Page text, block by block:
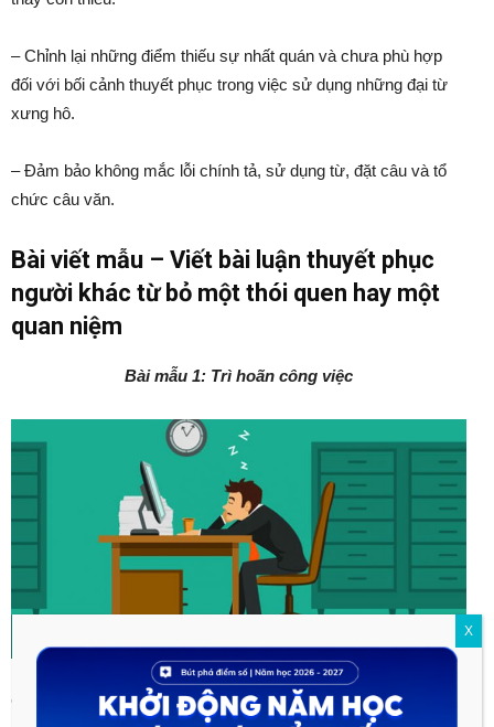
– Chỉnh lại những điểm thiếu sự nhất quán và chưa phù hợp
đối với bối cảnh thuyết phục trong việc sử dụng những đại từ
xưng hô.
– Đảm bảo không mắc lỗi chính tả, sử dụng từ, đặt câu và tổ
chức câu văn.
Bài viết mẫu – Viết bài luận thuyết phục
người khác từ bỏ một thói quen hay một
quan niệm
Bài mẫu 1: Trì hoãn công việc
Cuộc sống chính là một chuỗi những hành trình, để thực hiện
X